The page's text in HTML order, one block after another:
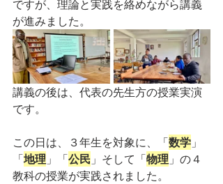
ですが、理論と実践を絡めながら講義
が進みました。
講義の後は、代表の先生方の授業実演
です。
この日は、３年生を対象に、「数学 」
「地理 」「公民 」そして「物理 」の４
教科の授業が実践されました。